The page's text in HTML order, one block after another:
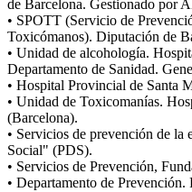
de Barcelona. Gestionado por
• SPOTT (Servicio de
Toxicómanos). Diputación de
• Unidad de alcohología.
Departamento de Sanidad.
• Hospital Provincial de Santa
• Unidad de Toxicomanías.
(Barcelona).
• Servicios de prevención de
Social" (PDS).
• Servicios de Prevención,
• Departamento de